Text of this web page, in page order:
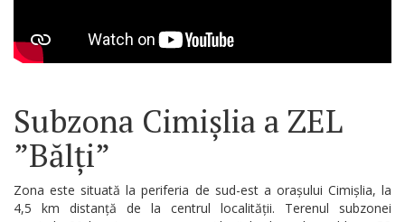
Serviciul
Arhitectură,
și
Cadastru
Serviciul
Subzona Cimișlia a ZEL
”Bălți”
Zona este situată la periferia de sud-est a orașului Cimișlia, la
4,5 km distanță de la centrul localității. Terenul subzonei